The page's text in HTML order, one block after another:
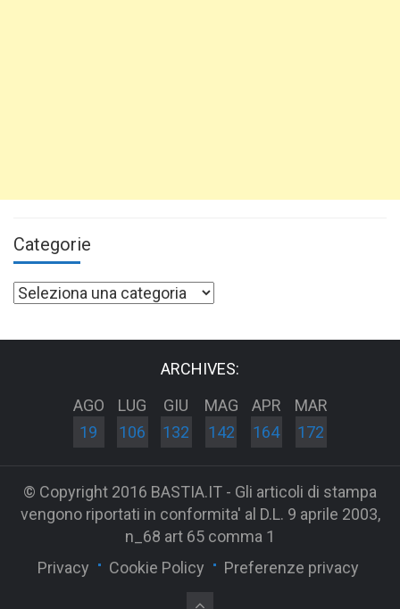
Categorie
Categorie
ARCHIVES:
AGO
19
LUG
106
GIU
132
MAG
142
APR
164
MAR
172
© Copyright 2016 BASTIA.IT - Gli articoli di stampa
vengono riportati in conformita' al D.L. 9 aprile 2003,
n_68 art 65 comma 1
Privacy
Cookie Policy Preferenze privacy